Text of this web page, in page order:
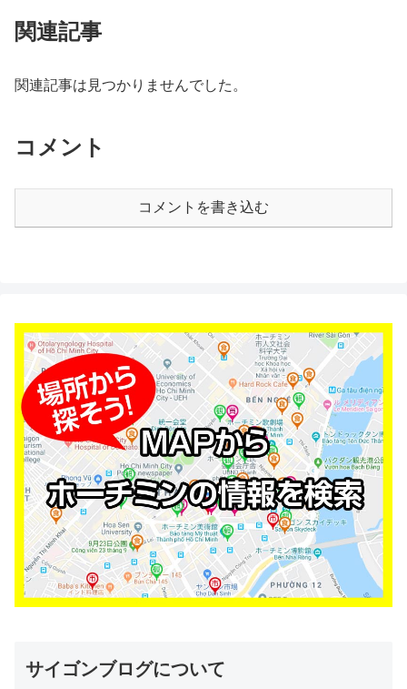
関連記事
関連記事は見つかりませんでした。
コメント
コメントを書き込む
サイゴンブログについて